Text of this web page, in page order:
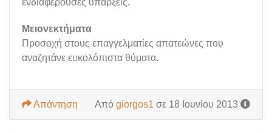
ενδιαφέρουσες υπάρξεις.
Μειονεκτήματα
Προσοχή στους επαγγελματίες απατεώνες που
αναζητάνε ευκολόπιστα θύματα.
Από giorgos1 σε 18 Ιουνίου 2013
Απάντηση